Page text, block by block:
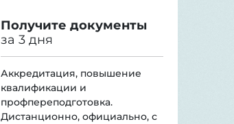
Получите документы
за 3 дня
Аккредитация, повышение
квалификации и
профпереподготовка.
Дистанционно, официально, с